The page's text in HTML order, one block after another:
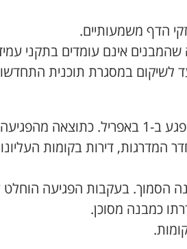
אינם עומדים בתקני
לשיקום במסגרת תוכנית
מתחם ברנשטטר בבני ברק נפגע ב-1 באפריל. כתוצאה
המדרגות, דירות בקומות
הסמוך. בעקבות הפגיעה
כמבנה מסוכן.